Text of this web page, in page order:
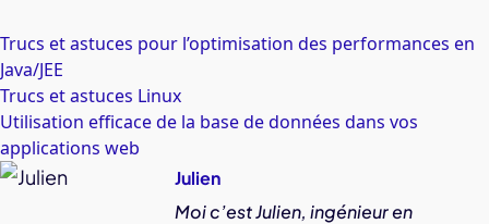
Trucs et astuces pour l’optimisation des performances en
Java/JEE
Trucs et astuces Linux
Utilisation efficace de la base de données dans vos
applications web
Julien
Moi c’est Julien, ingénieur en